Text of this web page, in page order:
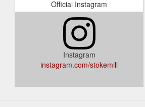
Official Instagram
Instagram
instagram.com/stokemill